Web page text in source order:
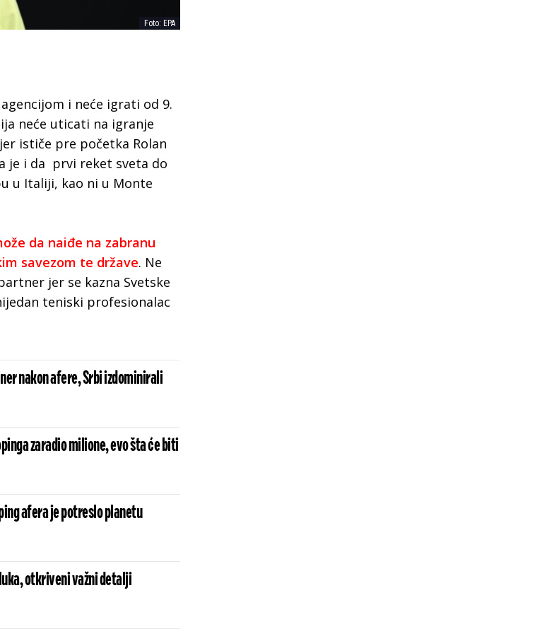
Foto: EPA
i neće igrati od 9.
neće uticati na igranje
ističe pre početka Rolan
je i da prvi reket sveta do
u Italiji, kao ni u Monte
da naiđe na zabranu
savezom te države. Ne
jer se kazna Svetske
teniski profesionalac
nakon afere, Srbi izdominirali
zaradio milione, evo šta će biti
afera je potreslo planetu
otkriveni važni detalji